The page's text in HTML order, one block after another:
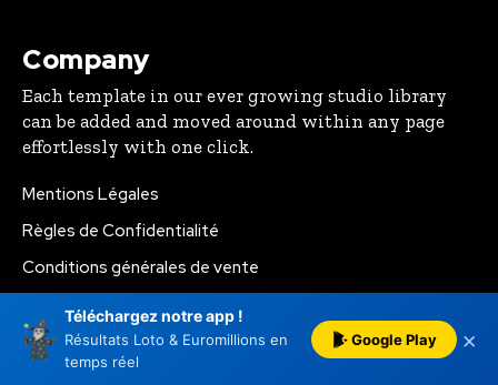
Company
Each template in our ever growing studio library
can be added and moved around within any page
effortlessly with one click.
Mentions Légales
Règles de Confidentialité
Conditions générales de vente
Latest
Euromillions du 7 août 2026: 110 millions d’euros, et
toujours aucun gagnant au rendez-vous
Téléchargez notre app !
Résultats Loto & Euromillions en
temps réel
Google Play ×